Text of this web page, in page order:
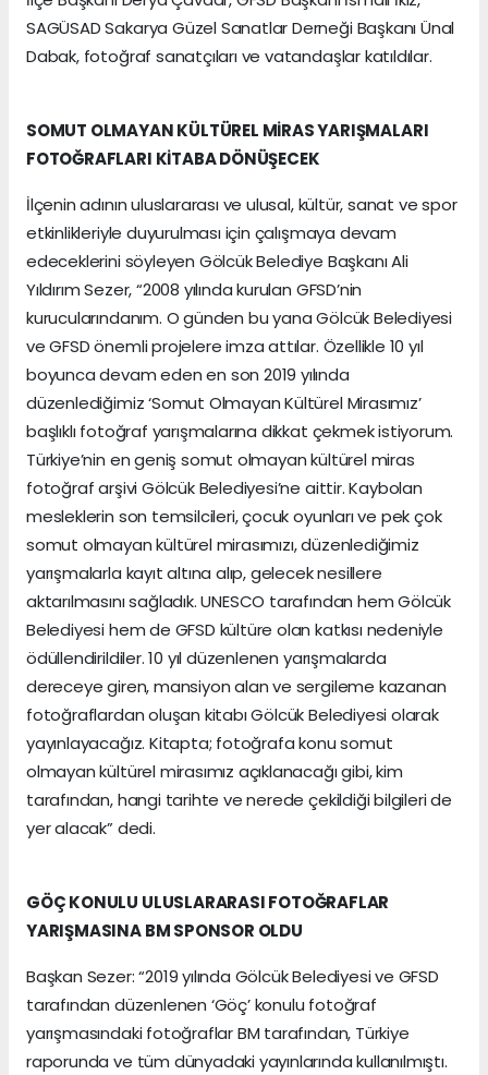
SAGÜSAD Sakarya Güzel Sanatlar Derneği Başkanı Ünal
Dabak, fotoğraf sanatçıları ve vatandaşlar katıldılar.
SOMUT OLMAYAN KÜLTÜREL MİRAS YARIŞMALARI
FOTOĞRAFLARI KİTABA DÖNÜŞECEK
İlçenin adının uluslararası ve ulusal, kültür, sanat ve spor
etkinlikleriyle duyurulması için çalışmaya devam
edeceklerini söyleyen Gölcük Belediye Başkanı Ali
Yıldırım Sezer, “2008 yılında kurulan GFSD’nin
kurucularındanım. O günden bu yana Gölcük Belediyesi
ve GFSD önemli projelere imza attılar. Özellikle 10 yıl
boyunca devam eden en son 2019 yılında
düzenlediğimiz ‘Somut Olmayan Kültürel Mirasımız’
başlıklı fotoğraf yarışmalarına dikkat çekmek istiyorum.
Türkiye’nin en geniş somut olmayan kültürel miras
fotoğraf arşivi Gölcük Belediyesi’ne aittir. Kaybolan
mesleklerin son temsilcileri, çocuk oyunları ve pek çok
somut olmayan kültürel mirasımızı, düzenlediğimiz
yarışmalarla kayıt altına alıp, gelecek nesillere
aktarılmasını sağladık. UNESCO tarafından hem Gölcük
Belediyesi hem de GFSD kültüre olan katkısı nedeniyle
ödüllendirildiler. 10 yıl düzenlenen yarışmalarda
dereceye giren, mansiyon alan ve sergileme kazanan
fotoğraflardan oluşan kitabı Gölcük Belediyesi olarak
yayınlayacağız. Kitapta; fotoğrafa konu somut
olmayan kültürel mirasımız açıklanacağı gibi, kim
tarafından, hangi tarihte ve nerede çekildiği bilgileri de
yer alacak” dedi.
GÖÇ KONULU ULUSLARARASI FOTOĞRAFLAR
YARIŞMASINA BM SPONSOR OLDU
Başkan Sezer: “2019 yılında Gölcük Belediyesi ve GFSD
tarafından düzenlenen ‘Göç’ konulu fotoğraf
yarışmasındaki fotoğraflar BM tarafından, Türkiye
raporunda ve tüm dünyadaki yayınlarında kullanılmıştı.